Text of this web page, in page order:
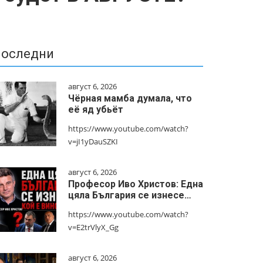
август 6, 2026
Чёрная мамба думала, что
её яд убьёт
https://www.youtube.com/watch?
v=jI1yDauSZKI
август 6, 2026
Професор Иво Христов: Една
цяла България се изнесе…
https://www.youtube.com/watch?
v=E2trVlyX_Gg
август 6, 2026